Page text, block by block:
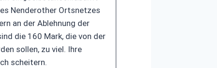
Nenderother Ortsnetzes
an der Ablehnung der
die 160 Mark, die von der
sollen, zu viel. Ihre
scheitern.